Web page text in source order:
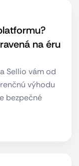
na éru
Sellio vám od
výhodu
bezpečné